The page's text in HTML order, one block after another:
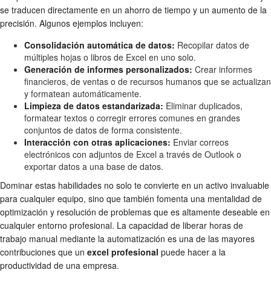
se traducen directamente en un ahorro de tiempo y un aumento de la
precisión. Algunos ejemplos incluyen:
Consolidación automática de datos: Recopilar datos de
múltiples hojas o libros de Excel en uno solo.
Generación de informes personalizados: Crear informes
financieros, de ventas o de recursos humanos que se actualizan
y formatean automáticamente.
Limpieza de datos estandarizada: Eliminar duplicados,
formatear textos o corregir errores comunes en grandes
conjuntos de datos de forma consistente.
Interacción con otras aplicaciones: Enviar correos
electrónicos con adjuntos de Excel a través de Outlook o
exportar datos a una base de datos.
Dominar estas habilidades no solo te convierte en un activo invaluable
para cualquier equipo, sino que también fomenta una mentalidad de
optimización y resolución de problemas que es altamente deseable en
cualquier entorno profesional. La capacidad de liberar horas de
trabajo manual mediante la automatización es una de las mayores
contribuciones que un excel profesional puede hacer a la
productividad de una empresa.